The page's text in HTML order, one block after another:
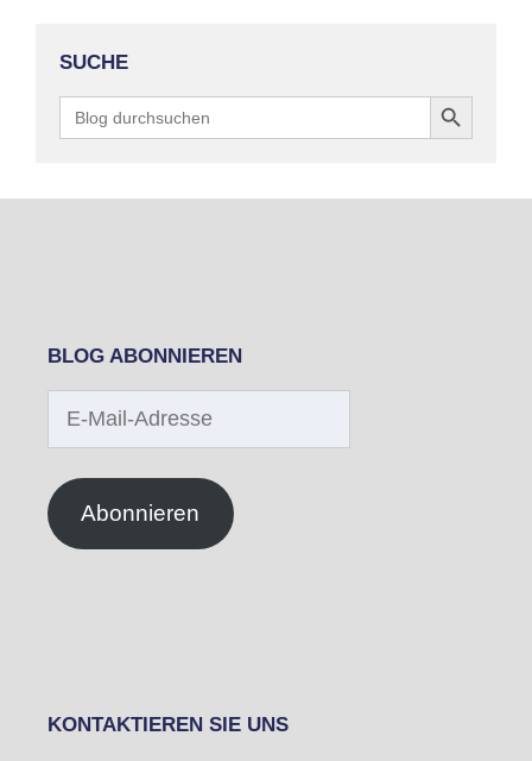
SUCHE
Search
for:
Search Button
BLOG ABONNIEREN
Mail-
Abonnieren
KONTAKTIEREN SIE UNS